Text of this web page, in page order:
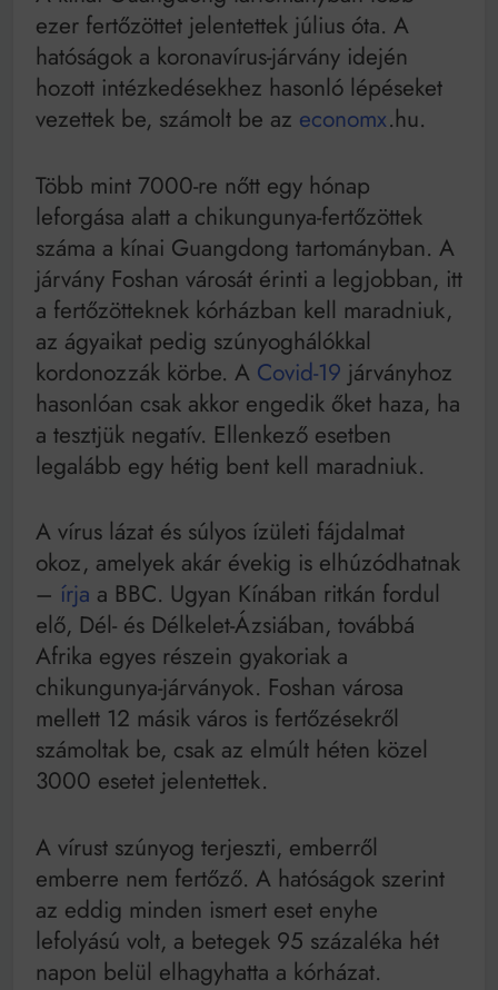
Mindenki a világot akarja uralni – de nem csak a 80-
as években
Bitumenes lapostetők: a bevált technológia akkor
működik, ha jól van felújítva
ezer fertőzöttet jelentettek július óta. A
hatóságok a koronavírus-járvány idején
hozott intézkedésekhez hasonló lépéseket
vezettek be, számolt be az economx.hu.
Több mint 7000-re nőtt egy hónap
leforgása alatt a chikungunya-fertőzöttek
száma a kínai Guangdong tartományban. A
járvány Foshan városát érinti a legjobban, itt
a fertőzötteknek kórházban kell maradniuk,
az ágyaikat pedig szúnyoghálókkal
kordonozzák körbe. A Covid-19 járványhoz
hasonlóan csak akkor engedik őket haza, ha
a tesztjük negatív. Ellenkező esetben
legalább egy hétig bent kell maradniuk.
A vírus lázat és súlyos ízületi fájdalmat
okoz, amelyek akár évekig is elhúzódhatnak
– írja a BBC. Ugyan Kínában ritkán fordul
elő, Dél- és Délkelet-Ázsiában, továbbá
Afrika egyes részein gyakoriak a
chikungunya-járványok. Foshan városa
mellett 12 másik város is fertőzésekről
számoltak be, csak az elmúlt héten közel
3000 esetet jelentettek.
A vírust szúnyog terjeszti, emberről
emberre nem fertőző. A hatóságok szerint
az eddig minden ismert eset enyhe
lefolyású volt, a betegek 95 százaléka hét
napon belül elhagyhatta a kórházat.